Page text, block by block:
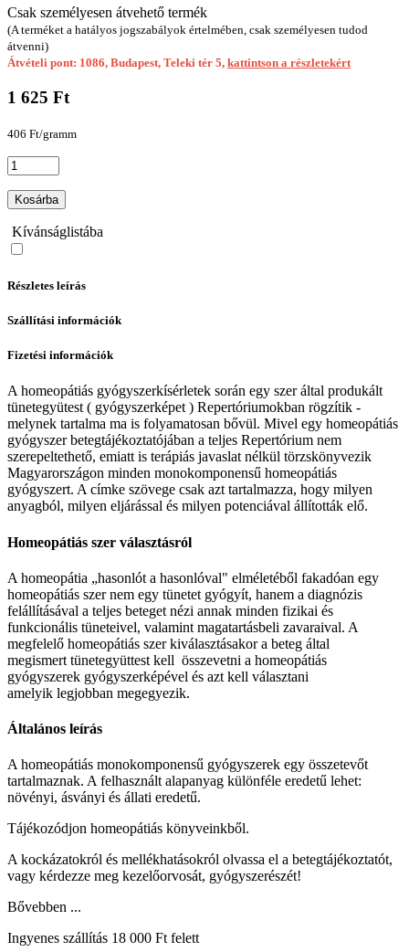
Csak személyesen átvehető termék
(A terméket a hatályos jogszabályok értelmében, csak személyesen tudod
átvenni)
Átvételi pont: 1086, Budapest, Teleki tér 5, kattintson a részletekért
1 625 Ft
406 Ft/gramm
Kosárba
Kívánságlistába
Részletes leírás
Szállítási információk
Fizetési információk
A homeopátiás gyógyszerkísérletek során egy szer által produkált
tünetegyütest ( gyógyszerképet ) Repertóriumokban rögzítik -
melynek tartalma ma is folyamatosan bővül. Mivel egy homeopátiás
gyógyszer betegtájékoztatójában a teljes Repertórium nem
szerepeltethető, emiatt is terápiás javaslat nélkül törzskönyvezik
Magyarországon minden monokomponensű homeopátiás
gyógyszert. A címke szövege csak azt tartalmazza, hogy milyen
anyagból, milyen eljárással és milyen potenciával állították elő.
Homeopátiás szer választásról
A homeopátia „hasonlót a hasonlóval" elméletéből fakadóan egy
homeopátiás szer nem egy tünetet gyógyít, hanem a diagnózis
felállításával a teljes beteget nézi annak minden fizikai és
funkcionális tüneteivel, valamint magatartásbeli zavaraival. A
megfelelő homeopátiás szer kiválasztásakor a beteg által
megismert tünetegyüttest kell összevetni a homeopátiás
gyógyszerek gyógyszerképével és azt kell választani
amelyik legjobban megegyezik.
Általános leírás
A homeopátiás monokomponensű gyógyszerek egy összetevőt
tartalmaznak. A felhasznált alapanyag különféle eredetű lehet:
növényi, ásványi és állati eredetű.
Tájékozódjon homeopátiás könyveinkből.
A kockázatokról és mellékhatásokról olvassa el a betegtájékoztatót,
vagy kérdezze meg kezelőorvosát, gyógyszerészét!
Bővebben ...
Ingyenes szállítás 18 000 Ft felett